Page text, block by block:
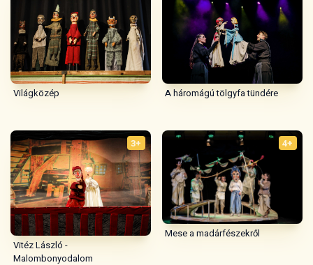
Világközép A háromágú tölgyfa tündére
3+
Vitéz László -
Malombonyodalom
4+
Mese a madárfészekről